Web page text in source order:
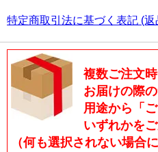
特定商取引法に基づく表記 (返
複数ご注文
お届けの際
用途から「
いずれかを
（何も選択されない場合